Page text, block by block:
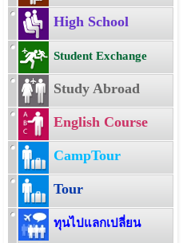
High School
Student Exchange
Study Abroad
English Course
CampTour
Tour
ทุนไปแลกเปลี่ยน